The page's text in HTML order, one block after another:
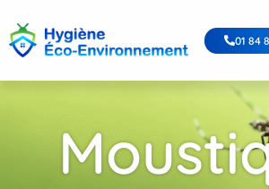
01 84